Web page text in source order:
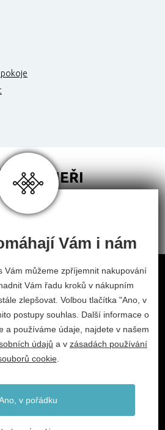
PARTNEŘI
podmínky
od smlouvy
Nastavení cookies
facebookinstagram
© Habitat, a.s.
675 71 Náměšť nad Oslavou.
info@habitat-cz.cz
568 620 101 (prodejna)
Vám i nám
Vám můžeme zpříjemnit nakupování
Vám řadu kroků v nákupním
zlepšovat. Volbou tlačítka "Ano, v
postupy souhlas. Další informace o
a používáme údaje, najdete v našem
údajů a v zásadách používání
cookie.
v pořádku